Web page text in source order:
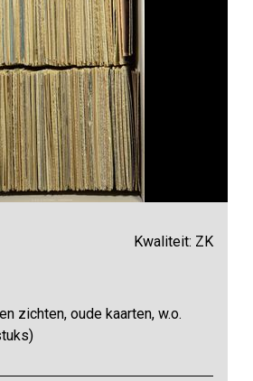
Kwaliteit: ZK
zichten, oude kaarten, w.o.